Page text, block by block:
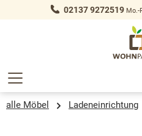
springen 02137 9272519Mo.-
alle Möbel Ladeneinrichtung